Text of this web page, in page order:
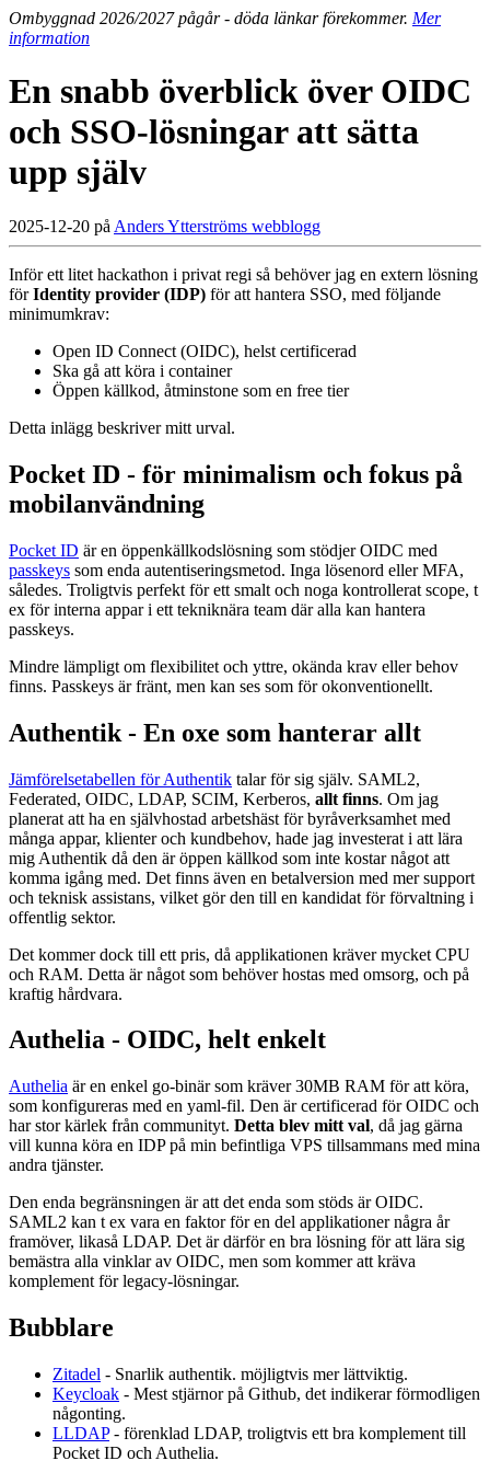
Ombyggnad 2026/2027 pågår - döda länkar förekommer. Mer
information
En snabb överblick över OIDC
och SSO-lösningar att sätta
upp själv
2025-12-20 på Anders Ytterströms webblogg
Inför ett litet hackathon i privat regi så behöver jag en extern lösning
förIdentity provider (IDP) för att hantera SSO, med följande
minimumkrav:
Open ID Connect (OIDC), helst certificerad
Ska gå att köra i container
Öppen källkod, åtminstone som en free tier
Detta inlägg beskriver mitt urval.
Pocket ID - för minimalism och fokus på
mobilanvändning
Pocket ID är en öppenkällkodslösning som stödjer OIDC med
passkeys som enda autentiseringsmetod. Inga lösenord eller MFA,
således. Troligtvis perfekt för ett smalt och noga kontrollerat scope, t
ex för interna appar i ett tekniknära team där alla kan hantera
passkeys.
Mindre lämpligt om flexibilitet och yttre, okända krav eller behov
finns. Passkeys är fränt, men kan ses som för okonventionellt.
Authentik - En oxe som hanterar allt
Jämförelsetabellen för Authentik talar för sig själv. SAML2,
Federated, OIDC, LDAP, SCIM, Kerberos, allt finns. Om jag
planerat att ha en självhostad arbetshäst för byråverksamhet med
många appar, klienter och kundbehov, hade jag investerat i att lära
mig Authentik då den är öppen källkod som inte kostar något att
komma igång med. Det finns även en betalversion med mer support
och teknisk assistans, vilket gör den till en kandidat för förvaltning i
offentlig sektor.
Det kommer dock till ett pris, då applikationen kräver mycket CPU
och RAM. Detta är något som behöver hostas med omsorg, och på
kraftig hårdvara.
Authelia - OIDC, helt enkelt
Authelia är en enkel go-binär som kräver 30MB RAM för att köra,
som konfigureras med en yaml-fil. Den är certificerad för OIDC och
har stor kärlek från communityt. Detta blev mitt val, då jag gärna
vill kunna köra en IDP på min befintliga VPS tillsammans med mina
andra tjänster.
Den enda begränsningen är att det enda som stöds är OIDC.
SAML2 kan t ex vara en faktor för en del applikationer några år
framöver, likaså LDAP. Det är därför en bra lösning för att lära sig
bemästra alla vinklar av OIDC, men som kommer att kräva
komplement för legacy-lösningar.
Bubblare
Zitadel - Snarlik authentik. möjligtvis mer lättviktig.
Keycloak - Mest stjärnor på Github, det indikerar förmodligen
någonting.
LLDAP- förenklad LDAP, troligtvis ett bra komplement till
Pocket ID och Authelia.